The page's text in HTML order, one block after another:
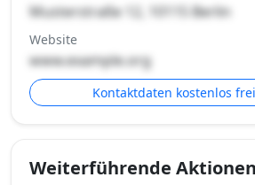
Musterstraße 12, 10115 Berlin
Website
www.example.org
Kontaktdaten kostenlos
Weiterführende Aktionen